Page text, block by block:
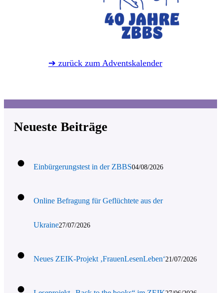
➔ zurück zum Adventskalender
Neueste Beiträge
Einbürgerungstest in der ZBBS04/08/2026
Online Befragung für Geflüchtete aus der
Ukraine27/07/2026
Neues ZEIK-Projekt ‚FrauenLesenLeben‘21/07/2026